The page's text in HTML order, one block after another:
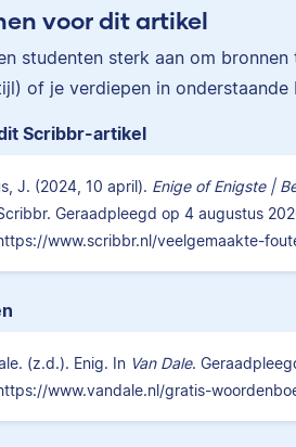
voor dit artikel
studenten sterk aan om
of je verdiepen in onderstaande
Scribbr-artikel
J. (2024, 10 april). Enige of Enigste |
Geraadpleegd op 4 augustus
www.scribbr.nl/veelgemaakte-
(z.d.). Enig. In Van Dale.
www.vandale.nl/gratis-